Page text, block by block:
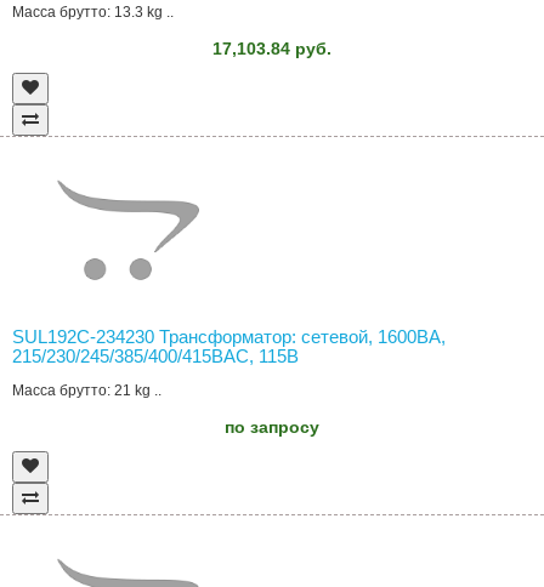
Масса брутто: 13.3 kg ..
17,103.84 руб.
SUL192C-234230 Трансформатор: сетевой, 1600ВА,
215/230/245/385/400/415ВAC, 115В
Масса брутто: 21 kg ..
по запросу